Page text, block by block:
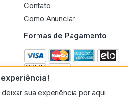
sua experiência por aqui
Contato
Como Anunciar
Formas de Pagamento